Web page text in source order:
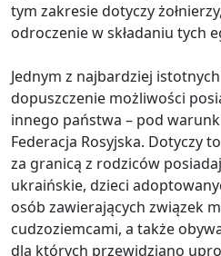
tym zakresie dotyczy
odroczenie w składaniu tych
Jednym z najbardziej
dopuszczenie możliwości
innego państwa – pod
Federacja Rosyjska. Dotyczy
za granicą z rodziców
ukraińskie, dzieci
osób zawierających związek
cudzoziemcami, a także
dla których przewidziano